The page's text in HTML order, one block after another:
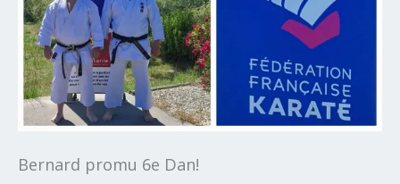
Bernard promu 6e Dan!